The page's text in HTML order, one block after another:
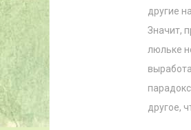
другие
Значит,
люльке
другое,